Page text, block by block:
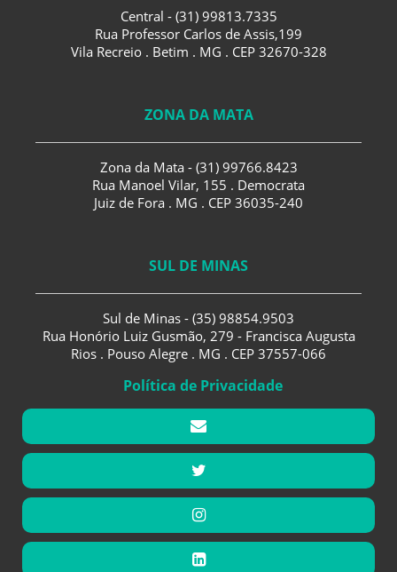
Central - (31) 99813.7335
Rua Professor Carlos de Assis,199
Vila Recreio . Betim . MG . CEP 32670-328
ZONA DA MATA
Zona da Mata - (31) 99766.8423
Rua Manoel Vilar, 155 . Democrata
Juiz de Fora . MG . CEP 36035-240
SUL DE MINAS
Sul de Minas - (35) 98854.9503
Rua Honório Luiz Gusmão, 279 - Francisca Augusta
Rios . Pouso Alegre . MG . CEP 37557-066
Política de Privacidade